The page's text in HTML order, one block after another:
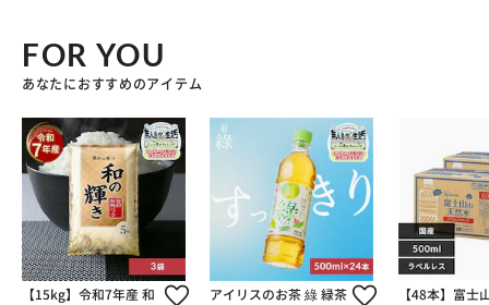
る食感に仕上げました。
【アソートセット】
ライト ぶどう味・もも味、大粒アロエinリンゴ味の3種セッ
トです。
FOR YOU
あなたにおすすめのアイテム
【15kg】令和7年産 和
アイリスのお茶 綠 緑茶
【48本】富士